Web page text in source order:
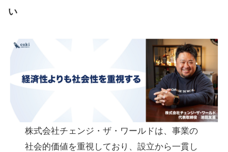
い
株式会社チェンジ・ザ・ワールドは、事業の
社会的価値を重視しており、設立から一貫し